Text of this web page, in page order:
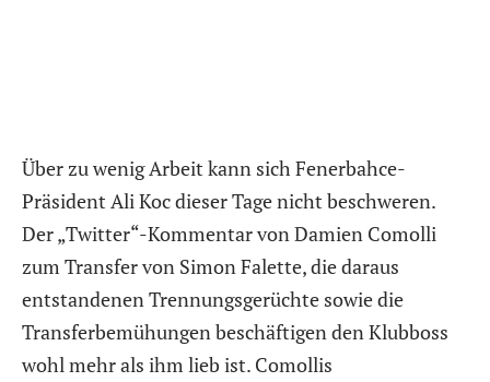
Über zu wenig Arbeit kann sich Fenerbahce-
Präsident Ali Koc dieser Tage nicht beschweren.
Der „Twitter“-Kommentar von Damien Comolli
zum Transfer von Simon Falette, die daraus
entstandenen Trennungsgerüchte sowie die
Transferbemühungen beschäftigen den Klubboss
wohl mehr als ihm lieb ist. Comollis